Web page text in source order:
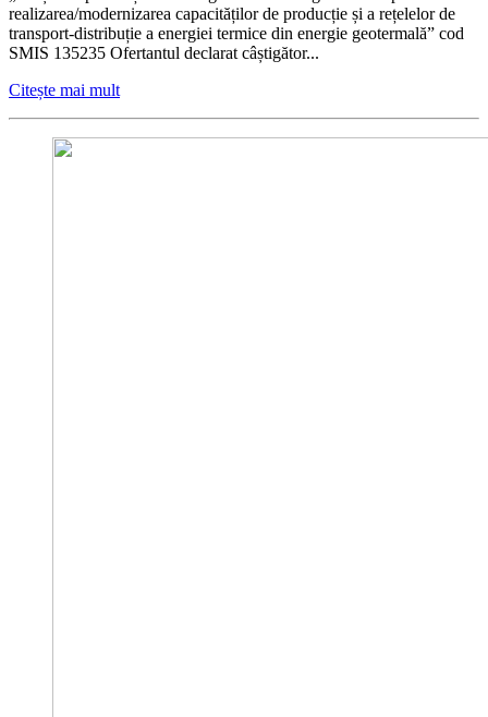
realizarea/modernizarea capacităților de producție și a rețelelor de
transport-distribuție a energiei termice din energie geotermală” cod
SMIS 135235 Ofertantul declarat câștigător...
Citește mai mult